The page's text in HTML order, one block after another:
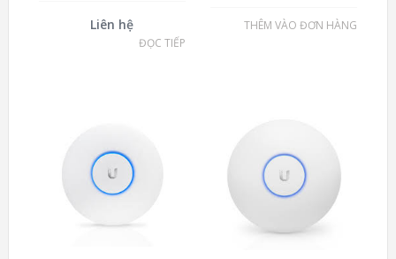
Liên hệ
ĐỌC TIẾP
THÊM VÀO ĐƠN HÀNG